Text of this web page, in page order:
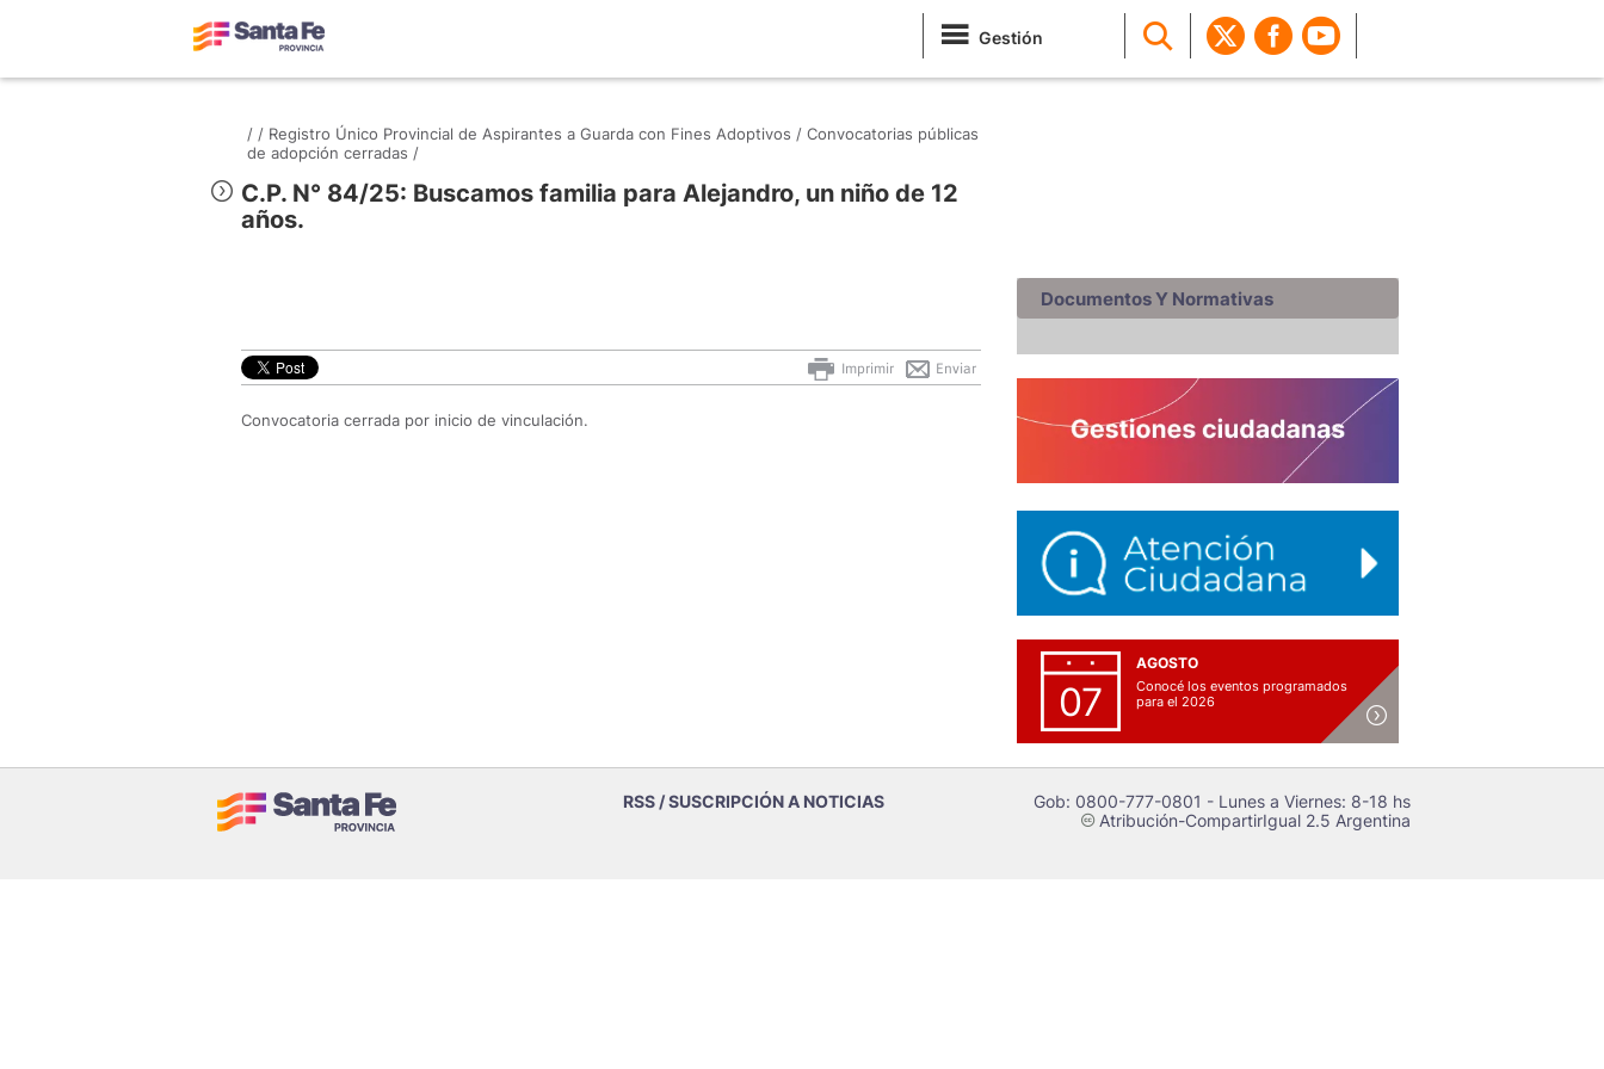
Gestión
/ / Registro Único Provincial de Aspirantes a Guarda con Fines Adoptivos / Convocatorias públicas
de adopción cerradas /
C.P. N° 84/25: Buscamos familia para Alejandro, un niño de 12
años.
Enviar
Imprimir
Convocatoria cerrada por inicio de vinculación.
Documentos Y Normativas
07
AGOSTO
Conocé los eventos programados
para el 2026
RSS / SUSCRIPCIÓN A NOTICIAS Gob: 0800-777-0801 - Lunes a Viernes: 8-18 hs
cAtribución-CompartirIgual 2.5 Argentina